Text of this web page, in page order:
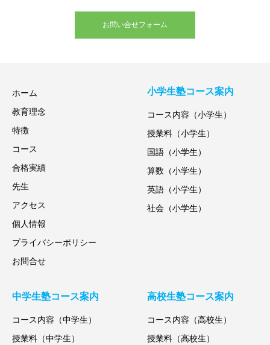
お問い合せフォーム
ホーム
教育理念
特徴
コース
合格実績
先生
アクセス
個人情報
プライバシーポリシー
お問合せ
小学生塾コース案内
コース内容（小学生）
授業料（小学生）
国語（小学生）
算数（小学生）
英語（小学生）
社会（小学生）
中学生塾コース案内
コース内容（中学生）
授業料（中学生）
高校生塾コース案内
コース内容（高校生）
授業料（高校生）